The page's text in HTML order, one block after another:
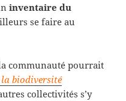
inventaire du
se faire au
communauté pourrait
la biodiversité
collectivités s’y